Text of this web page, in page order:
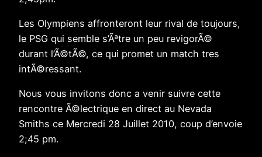
Les Olympiens affronteront leur rival de toujours,
le PSG qui semble s’Ãªtre un peu revigorÃ©
durant l’Ã©tÃ©, ce qui promet un match tres
intÃ©ressant.
Nous vous invitons donc a venir suivre cette
rencontre Ã©lectrique en direct au Nevada
Smiths ce Mercredi 28 Juillet 2010, coup d’envoie
2;45 pm.